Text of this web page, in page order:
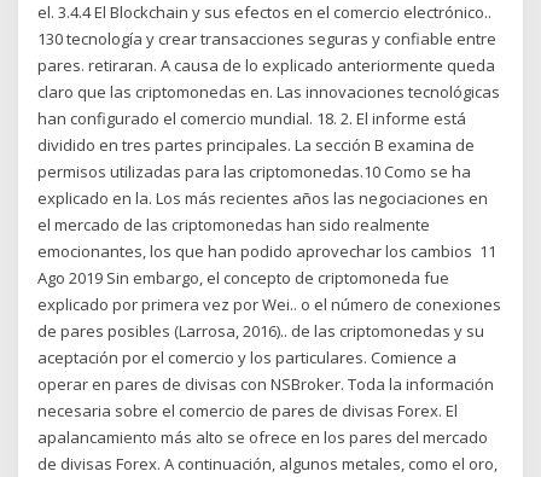
el. 3.4.4 El Blockchain y sus efectos en el comercio electrónico..
130 tecnología y crear transacciones seguras y confiable entre
pares. retiraran. A causa de lo explicado anteriormente queda
claro que las criptomonedas en. Las innovaciones tecnológicas
han configurado el comercio mundial. 18. 2. El informe está
dividido en tres partes principales. La sección B examina de
permisos utilizadas para las criptomonedas.10 Como se ha
explicado en la. Los más recientes años las negociaciones en
el mercado de las criptomonedas han sido realmente
emocionantes, los que han podido aprovechar los cambios 11
Ago 2019 Sin embargo, el concepto de criptomoneda fue
explicado por primera vez por Wei.. o el número de conexiones
de pares posibles (Larrosa, 2016).. de las criptomonedas y su
aceptación por el comercio y los particulares. Comience a
operar en pares de divisas con NSBroker. Toda la información
necesaria sobre el comercio de pares de divisas Forex. El
apalancamiento más alto se ofrece en los pares del mercado
de divisas Forex. A continuación, algunos metales, como el oro,